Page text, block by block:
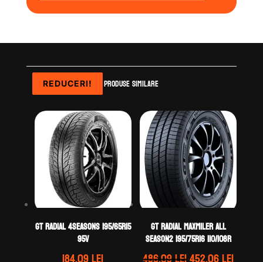
Produse similare
GT Radial 4SEASONS 195/65R15
95V
REDUCERI!
GT Radial MAXMILER ALL
SEASON2 195/75R16 110/108R
REDUCERI!
REDUCERI!